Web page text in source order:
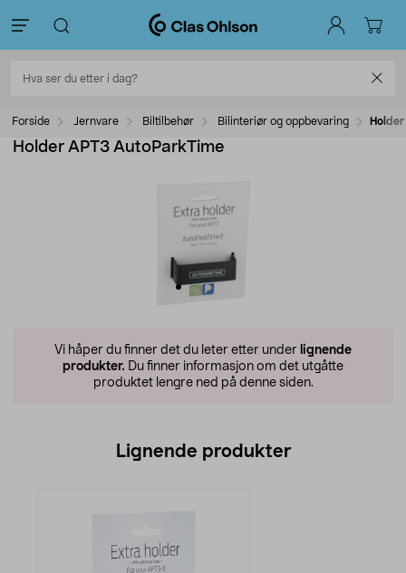
Forside Jernvare Biltilbehør Bilinteriør og oppbevaring
Holder APT3 AutoParkTime
Vi håper du finner det du leter etter under lignende
produkter. Du finner informasjon om det utgåtte
produktet lengre ned på denne siden.
Lignende produkter